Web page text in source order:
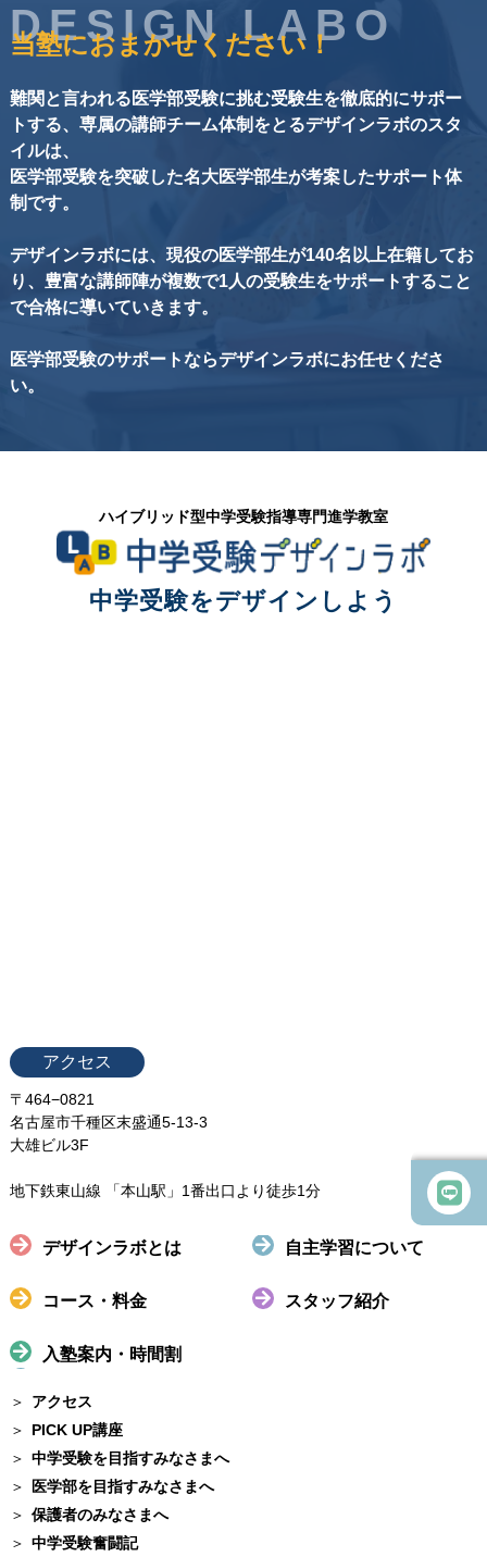
DESIGN LABO
当塾におまかせください！
難関と言われる医学部受験に挑む受験生を徹底的にサポー
トする、専属の講師チーム体制をとるデザインラボのスタ
イルは、
医学部受験を突破した名大医学部生が考案したサポート体
制です。
デザインラボには、現役の医学部生が140名以上在籍してお
り、豊富な講師陣が複数で1人の受験生をサポートすること
で合格に導いていきます。
医学部受験のサポートならデザインラボにお任せくださ
い。
ハイブリッド型中学受験指導専門進学教室
中学受験をデザインしよう
アクセス
〒464−0821
名古屋市千種区末盛通5-13-3
大雄ビル3F
地下鉄東山線 「本山駅」1番出口より徒歩1分
デザインラボとは
コース・料金
入塾案内・時間割
自主学習について
スタッフ紹介
アクセス
PICK UP講座
中学受験を目指すみなさまへ
医学部を目指すみなさまへ
保護者のみなさまへ
中学受験奮闘記